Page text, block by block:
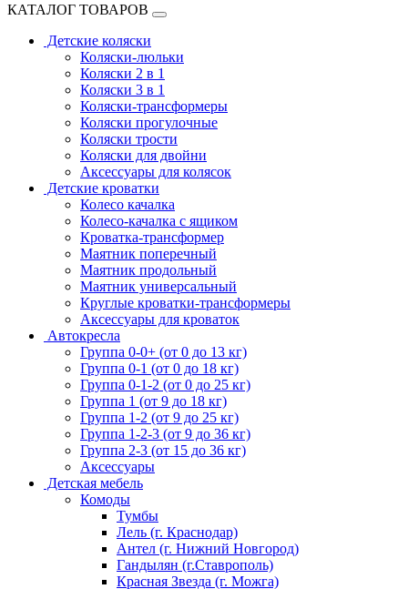
КАТАЛОГ ТОВАРОВ
Детские коляски
Коляски-люльки
Коляски 2 в 1
Коляски 3 в 1
Коляски-трансформеры
Коляски прогулочные
Коляски трости
Коляски для двойни
Аксессуары для колясок
Детские кроватки
Колесо качалка
Колесо-качалка с ящиком
Кроватка-трансформер
Маятник поперечный
Маятник продольный
Маятник универсальный
Круглые кроватки-трансформеры
Аксессуары для кроваток
Автокресла
Группа 0-0+ (от 0 до 13 кг)
Группа 0-1 (от 0 до 18 кг)
Группа 0-1-2 (от 0 до 25 кг)
Группа 1 (от 9 до 18 кг)
Группа 1-2 (от 9 до 25 кг)
Группа 1-2-3 (от 9 до 36 кг)
Группа 2-3 (от 15 до 36 кг)
Аксессуары
Детская мебель
Комоды
Тумбы
Лель (г. Краснодар)
Антел (г. Нижний Новгород)
Гандылян (г.Ставрополь)
Красная Звезда (г. Можга)